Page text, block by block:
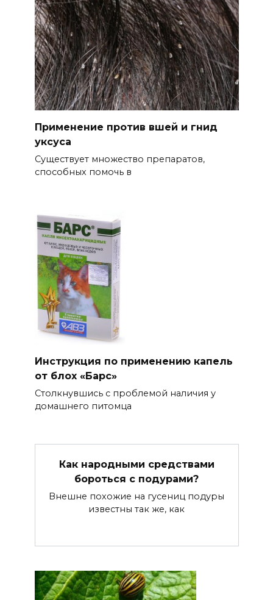
Применение против вшей и гнид
уксуса
Существует множество препаратов,
способных помочь в
Инструкция по применению капель
от блох «Барс»
Столкнувшись с проблемой наличия у
домашнего питомца
Как народными средствами
бороться с подурами?
Внешне похожие на гусениц подуры
известны так же, как